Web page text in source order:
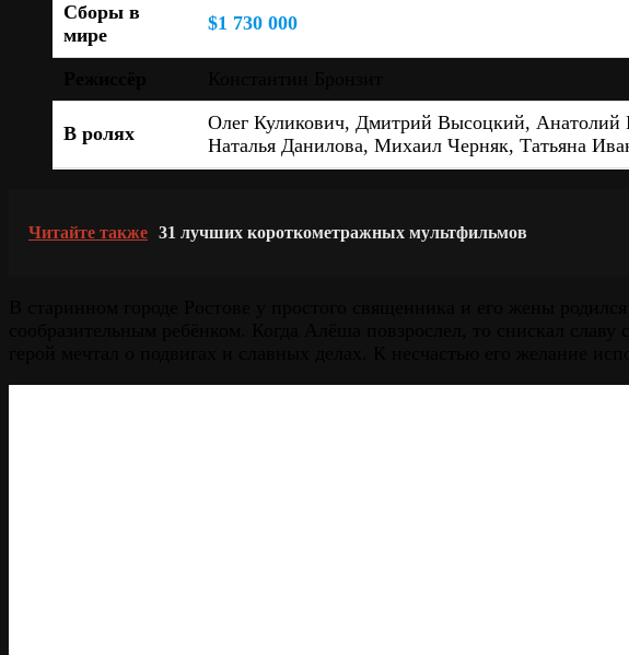
Сборы в
мире
$1 730 000
В ролях
Олег Куликович, Дмитрий Высоцкий, Анатолий
Наталья Данилова, Михаил Черняк, Татьяна
Читайте также 31 лучших короткометражных мультфильмов